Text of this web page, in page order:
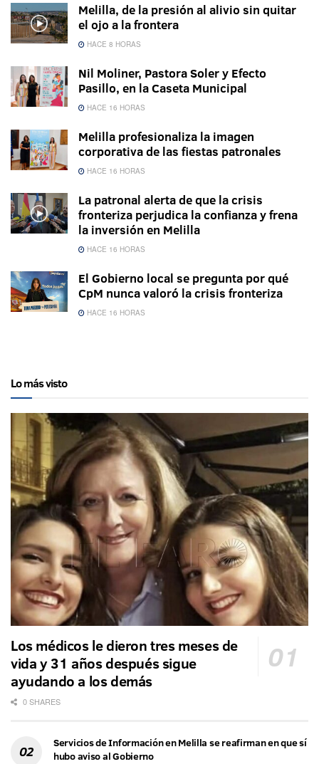
Melilla, de la presión al alivio sin quitar
el ojo a la frontera
HACE 8 HORAS
Nil Moliner, Pastora Soler y Efecto
Pasillo, en la Caseta Municipal
HACE 16 HORAS
Melilla profesionaliza la imagen
corporativa de las fiestas patronales
HACE 16 HORAS
La patronal alerta de que la crisis
fronteriza perjudica la confianza y frena
la inversión en Melilla
HACE 16 HORAS
El Gobierno local se pregunta por qué
CpM nunca valoró la crisis fronteriza
HACE 16 HORAS
Lo más visto
Los médicos le dieron tres meses de
vida y 31 años después sigue
ayudando a los demás
0 SHARES
Servicios de Información en Melilla se reafirman en que sí
hubo aviso al Gobierno